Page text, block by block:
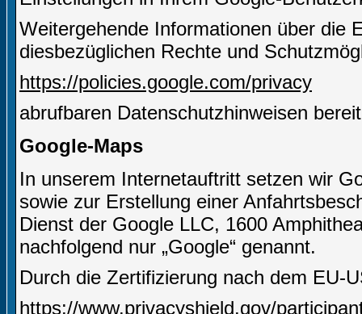
Weitergehende Informationen über die
diesbezüglichen Rechte und
https://policies.google.com/privacy
abrufbaren Datenschutzhinweisen
Google-Maps
In unserem Internetauftritt setzen wir
sowie zur Erstellung einer
Dienst der Google LLC, 1600
nachfolgend nur „Google“ genannt.
Durch die Zertifizierung nach dem EU-
https://www.privacyshield.gov/